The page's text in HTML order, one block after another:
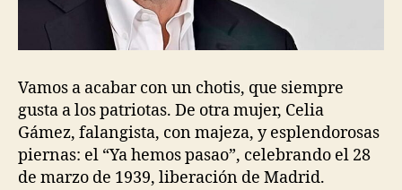
Vamos a acabar con un chotis, que siempre
gusta a los patriotas. De otra mujer, Celia
Gámez, falangista, con majeza, y esplendorosas
piernas: el “Ya hemos pasao”, celebrando el 28
de marzo de 1939, liberación de Madrid.